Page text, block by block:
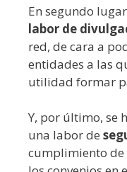
En segundo
labor de
red, de cara a
entidades a las
utilidad formar
Y, por último, se
una labor de
cumplimiento de